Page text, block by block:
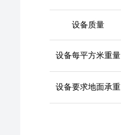
设备质量
设备每平方米重量
设备要求地面承重